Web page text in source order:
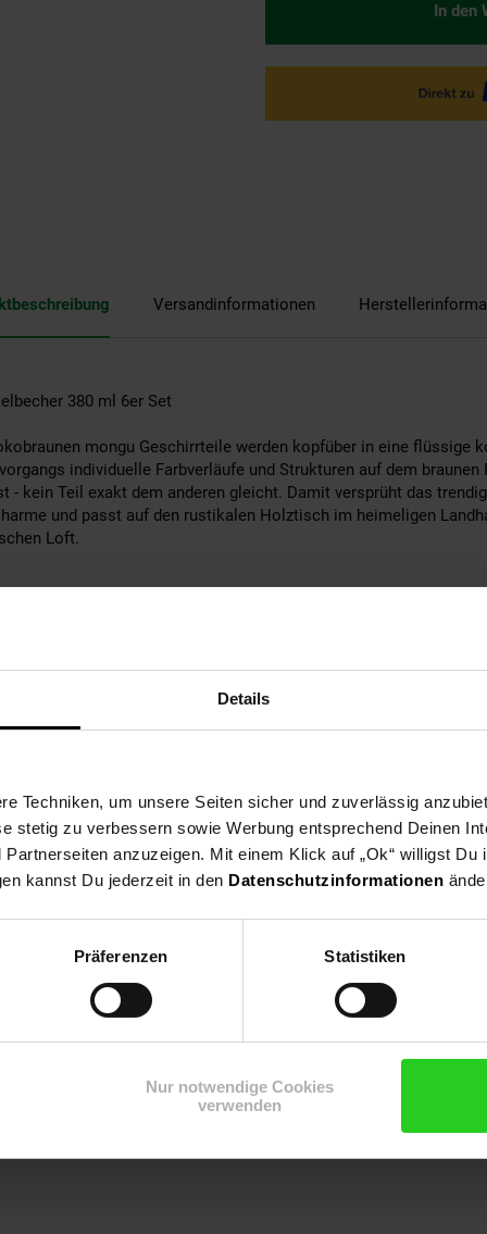
Details
Techniken, um unsere Seiten sicher und zuverlässig
stetig zu verbessern sowie Werbung entsprechend Deinen
anzuzeigen. Mit einem Klick auf „Ok“ willigst Du
kannst Du jederzeit in den Datenschutzinformationen
Präferenzen Statistiken
Nur notwendige Cookies
verwenden
In den
Versandinformationen
380 ml 6er Set
mongu Geschirrteile werden kopfüber in eine flüssige
individuelle Farbverläufe und Strukturen auf dem
- kein Teil exakt dem anderen gleicht. Damit versprüht das
und passt auf den rustikalen Holztisch im heimeligen
Loft.
EU: Ritzenhoff & Breker GmbH & Co. KG, Industriestraße 21,